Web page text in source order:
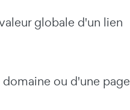
globale d'un lien
ou d'une page